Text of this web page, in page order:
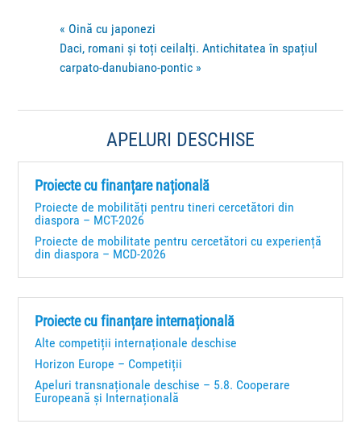
« Oină cu japonezi
Daci, romani și toți ceilalți. Antichitatea în spațiul
carpato-danubiano-pontic »
APELURI DESCHISE
Proiecte cu finanțare națională
Proiecte de mobilități pentru tineri cercetători din
diaspora – MCT-2026
Proiecte de mobilitate pentru cercetători cu experiență
din diaspora – MCD-2026
Proiecte cu finanțare internațională
Alte competiții internaționale deschise
Horizon Europe – Competiții
Apeluri transnaționale deschise – 5.8. Cooperare
Europeană și Internațională